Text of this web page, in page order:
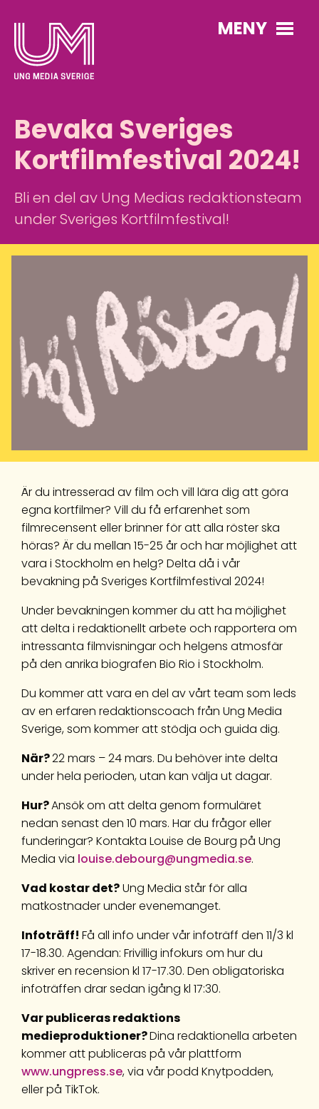
MENY
Bevaka Sveriges
Kortfilmfestival 2024!
Bli en del av Ung Medias redaktionsteam
under Sveriges Kortfilmfestival!
Är du intresserad av film och vill lära dig att göra
egna kortfilmer? Vill du få erfarenhet som
filmrecensent eller brinner för att alla röster ska
höras? Är du mellan 15-25 år och har möjlighet att
vara i Stockholm en helg? Delta då i vår
bevakning på Sveriges Kortfilmfestival 2024!
Under bevakningen kommer du att ha möjlighet
att delta i redaktionellt arbete och rapportera om
intressanta filmvisningar och helgens atmosfär
på den anrika biografen Bio Rio i Stockholm.
Du kommer att vara en del av vårt team som leds
av en erfaren redaktionscoach från Ung Media
Sverige, som kommer att stödja och guida dig.
När?22 mars – 24 mars. Du behöver inte delta
under hela perioden, utan kan välja ut dagar.
Hur?Ansök om att delta genom formuläret
nedan senast den 10 mars. Har du frågor eller
funderingar? Kontakta Louise de Bourg på Ung
Media via louise.debourg@ungmedia.se.
Vad kostar det?Ung Media står för alla
matkostnader under evenemanget.
Infoträff! Få all info under vår infoträff den 11/3 kl
17-18.30. Agendan: Frivillig infokurs om hur du
skriver en recension kl 17-17.30. Den obligatoriska
infoträffen drar sedan igång kl 17:30.
Var publiceras redaktions
medieproduktioner?Dina redaktionella arbeten
kommer att publiceras på vår plattform
www.ungpress.se, via vår podd Knytpodden,
eller på TikTok.